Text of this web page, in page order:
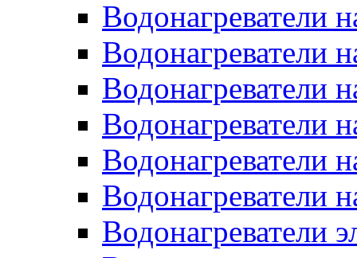
Водонагреватели
Водонагреватели
Водонагреватели
Водонагреватели
Водонагреватели
Водонагреватели
Водонагреватели